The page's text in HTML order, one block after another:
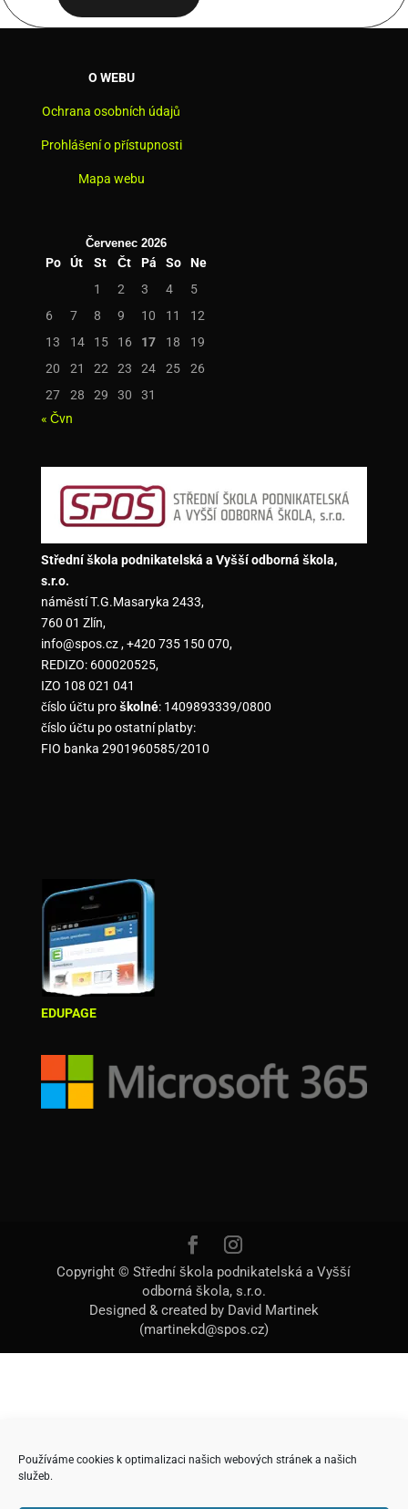
Používáme cookies k optimalizaci našich webových stránek a našich
služeb.
O WEBU
Ochrana osobních údajů
Prohlášení o přístupnosti
Mapa webu
Červenec 2026
Po Út St Čt Pá So
Ne
1
2 3 4
5
6
7 8 9 10 11
12
13
14 15 16 17 18
19
20
21 22 23 24 25
26
27
28 29 30
31
« Čvn
Střední škola podnikatelská a Vyšší odborná škola,
s.r.o.
náměstí T.G.Masaryka 2433,
760 01 Zlín,
info@spos.cz , +420 735 150 070,
REDIZO: 600020525,
IZO 108 021 041
číslo účtu proškolné: 1409893339/0800
číslo účtu po ostatní platby:
FIO banka 2901960585/2010
EDUPAGE
Copyright © Střední škola podnikatelská a Vyšší
odborná škola, s.r.o.
Designed & created by David Martinek
(martinekd@spos.cz)